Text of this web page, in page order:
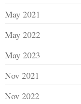
May 2021
May 2022
May 2023
Nov 2021
Nov 2022